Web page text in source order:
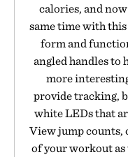
calories, and
same time with
form and
angled handles to
more
provide tracking,
white LEDs that
View jump counts,
of your workout